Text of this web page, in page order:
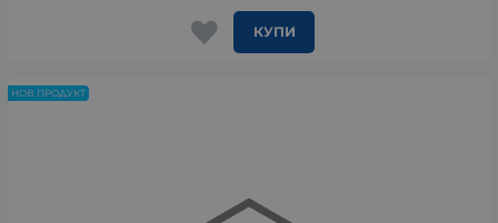
КУПИ
НОВ ПРОДУКТ